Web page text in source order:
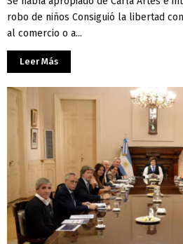
robo de niños Consiguió la libertad
al comercio o a...
Leer Más